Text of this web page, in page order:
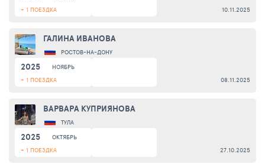
+ 1 ПОЕЗДКА
10.11.2025
ГАЛИНА ИВАНОВА
РОСТОВ-НА-ДОНУ
2025
НОЯБРЬ
+ 1 ПОЕЗДКА
08.11.2025
ВАРВАРА КУПРИЯНОВА
ТУЛА
2025
ОКТЯБРЬ
+ 1 ПОЕЗДКА
27.10.2025